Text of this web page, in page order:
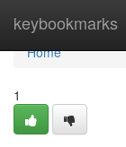
keybookmarks
Home
Home
1